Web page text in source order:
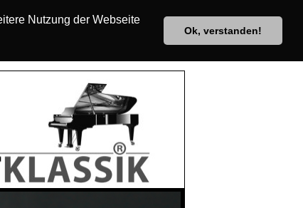
Nutzung der Webseite
Ok, verstanden!